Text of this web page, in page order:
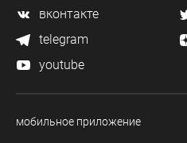
вконтакте
telegram
youtube
мобильное приложение